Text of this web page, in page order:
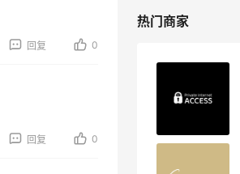
回复 0
回复 0
热门商家